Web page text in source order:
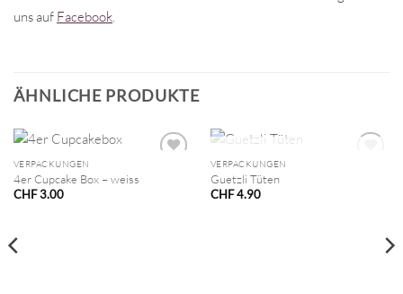
uns auf Facebook
ÄHNLICHE PRODUKTE
VERPACKUNGEN
4er Cupcake Box – weiss
CHF3.00
NICHT VORRÄTIG
VERPACKUNGEN
Guetzli Tüten
CHF4.90